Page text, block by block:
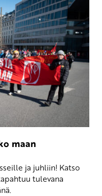
maan
ja juhliin! Katso
tulevana